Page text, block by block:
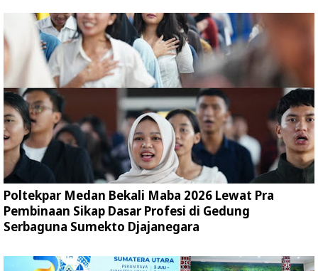
Poltekpar Medan Bekali Maba 2026 Lewat Pra
Pembinaan Sikap Dasar Profesi di Gedung
Serbaguna Sumekto Djajanegara